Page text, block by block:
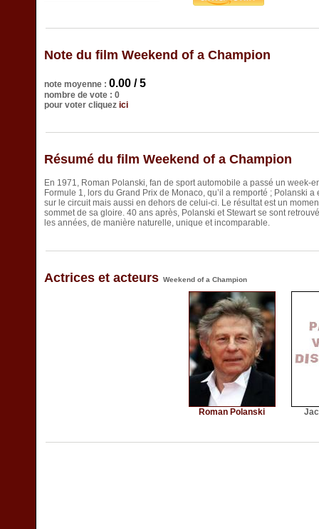
Note du film Weekend of a Champion
note moyenne : 0.00 / 5
nombre de vote : 0
pour voter cliquez ici
Résumé du film Weekend of a Champion
En 1971, Roman Polanski, fan de sport automobile a passé un week-
Formule 1, lors du Grand Prix de Monaco, qu’il a remporté ; Polanski
sur le circuit mais aussi en dehors de celui-ci. Le résultat est un
sommet de sa gloire. 40 ans après, Polanski et Stewart se sont
les années, de manière naturelle, unique et incomparable.
Actrices et acteurs Weekend of a Champion
Roman Polanski